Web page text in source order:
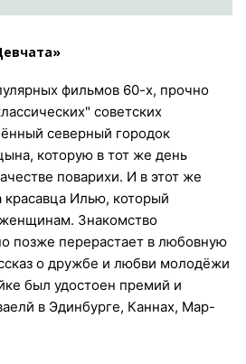
фильмов 60-х, прочно
советских
северный городок
которую в тот же день
поварихи. И в этот же
красавца Илью, который
Знакомство
позже перерастает в любовную
о дружбе и любви молодёжи
был удостоен премий и
в Эдинбурге, Каннах, Мар-